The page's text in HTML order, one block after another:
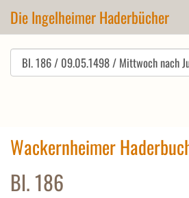
Die Ingelheimer Haderbücher
Wackernheimer
Bl. 186